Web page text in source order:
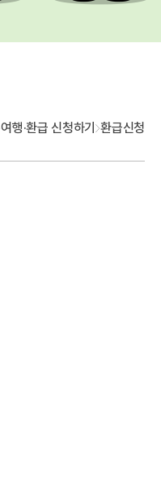
여행·환급 신청하기 환급신청